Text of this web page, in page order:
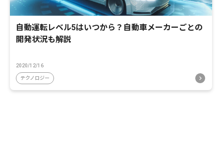
自動運転レベル5はいつから？自動車メーカーごとの
開発状況も解説
2020/12/16
テクノロジー